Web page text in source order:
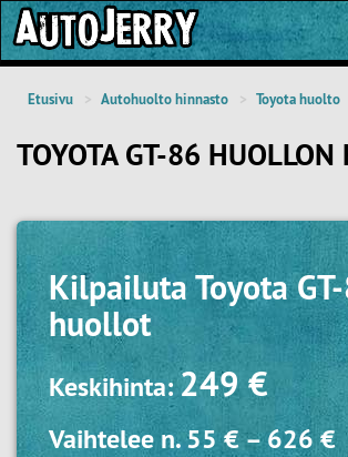
Etusivu Autohuolto hinnasto Toyota huolto
TOYOTA GT-86 HUOLLON
Kilpailuta Toyota
huollot
Keskihinta:249 €
Vaihtelee n.55 €–626 €